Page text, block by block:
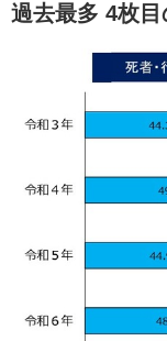
過去最多 4枚